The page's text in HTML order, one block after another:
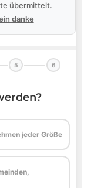
übermittelt.
danke
5 6
jeder Größe